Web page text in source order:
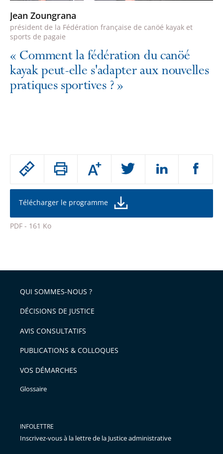
Passer
partage
de
l'article
pour
Augmenter
ou
la
de
police
Télécharger le programme
PDF - 161 Ko
l'article
pour
avant
Jean Zoungrana
président de la Fédération française de canöé kayak et
sports de pagaie
« Comment la fédération du canöé
kayak peut-elle s'adapter aux nouvelles
pratiques sportives ?»
QUI SOMMES-NOUS ?
DÉCISIONS DE JUSTICE
AVIS CONSULTATIFS
PUBLICATIONS & COLLOQUES
VOS DÉMARCHES
Glossaire
INFOLETTRE
Inscrivez-vous à la lettre de la Justice administrative